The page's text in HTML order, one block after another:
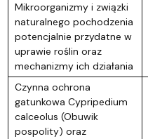
Mikroorganizmy i związki
naturalnego pochodzenia
potencjalnie przydatne w
uprawie roślin oraz
mechanizmy ich działania
Czynna ochrona
gatunkowa Cypripedium
calceolus (Obuwik
pospolity) oraz